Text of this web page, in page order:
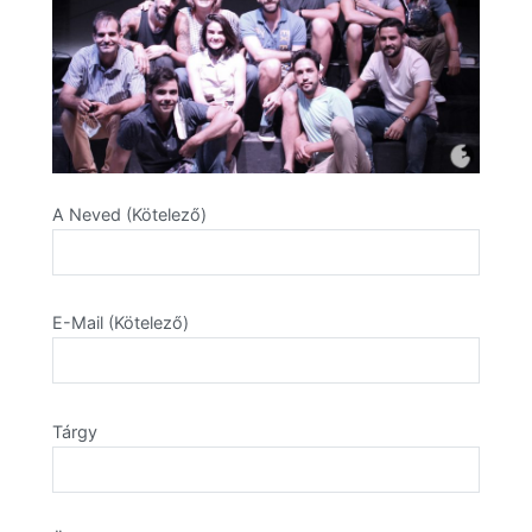
A Neved (Kötelező)
E-Mail (Kötelező)
Tárgy